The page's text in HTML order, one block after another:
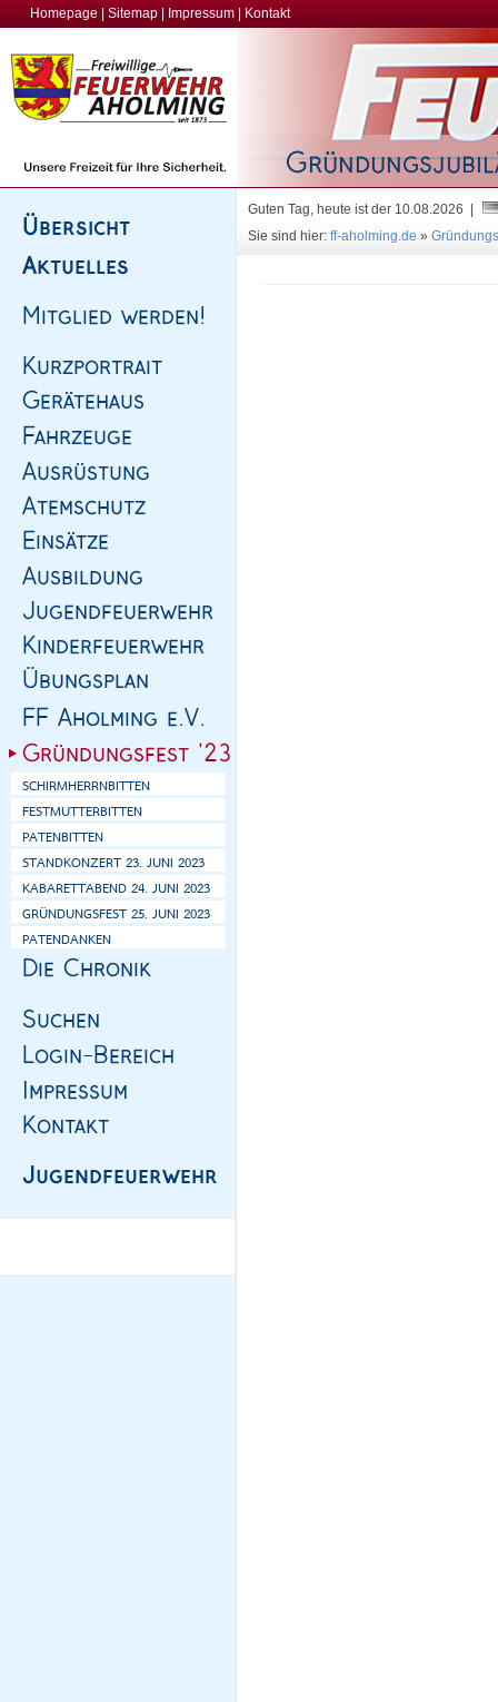
Homepage Sitemap Impressum Kontakt
Guten Tag, heute ist der 10.08.2026 |
Sie sind hier: ff-aholming.de »